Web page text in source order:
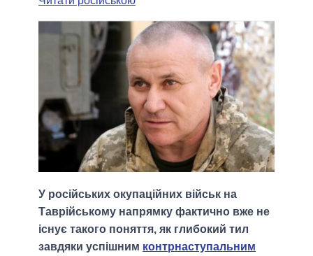
У російських окупаційних військ на
Таврійському напрямку фактично вже не
існує такого поняття, як глибокий тил
завдяки успішним контрнаступальним